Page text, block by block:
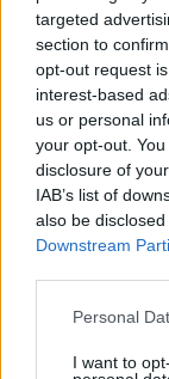
targeted
section to
opt-out request
interest-based
us or personal
your opt-out.
disclosure of
IAB’s list of
also be
Downstream
Personal
I want to
kotimaana,
riittää.
Info
Lähetä uutisvinkki
RSS-ohje